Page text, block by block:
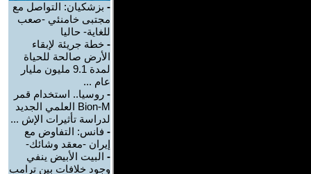
- بزشكيان: التواصل مع
مجتبى خامنئي -صعب
للغاية- حاليا
- خطة جريئة لإبقاء
الأرض صالحة للحياة
لمدة 9.1 مليون مليار
عام ...
- روسيا.. استخدام قمر
Bion-M العلمي الجديد
لدراسة تأثيرات الإش ...
- فانس: التفاوض مع
إيران -معقد وشائك-
- البيت الأبيض ينفي
وجود خلافات بين ترامب